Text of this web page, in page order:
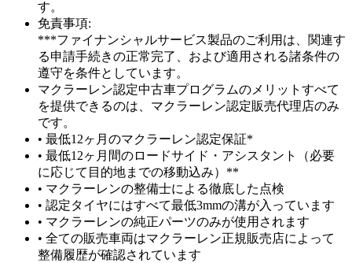
す。
免責事項:
***ファイナンシャルサービス製品のご利用は、関連す
る申請手続きの正常完了、および適用される諸条件の
遵守を条件としています。
マクラーレン認定中古車プログラムのメリットすべて
を提供できるのは、マクラーレン認定販売代理店のみ
です。
• 最低12ヶ月のマクラーレン認定保証*
• 最低12ヶ月間のロードサイド・アシスタント（必要
に応じて目的地までの移動込み）**
• マクラーレンの整備士による徹底した点検
• 認定タイヤにはすべて最低3mmの溝が入っています
• マクラーレンの純正パーツのみが使用されます
• 全ての販売車両はマクラーレン正規販売店によって
整備履歴が確認されています